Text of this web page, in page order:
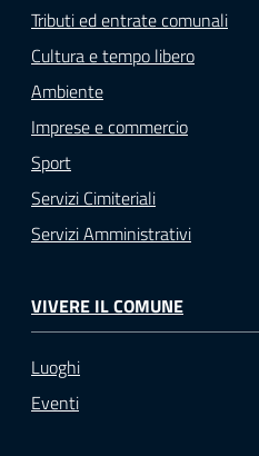
Tributi ed entrate comunali
Cultura e tempo libero
Ambiente
Imprese e commercio
Sport
Servizi Cimiteriali
Servizi Amministrativi
VIVERE IL COMUNE
Luoghi
Eventi